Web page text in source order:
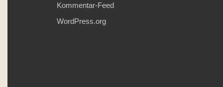
Kommentar-Feed
WordPress.org